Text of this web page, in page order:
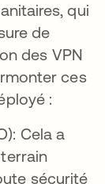
qui
de
des VPN
ces
:
Cela a
sécurité